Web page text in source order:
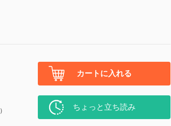
カートに入れる
ちょっと立ち読み